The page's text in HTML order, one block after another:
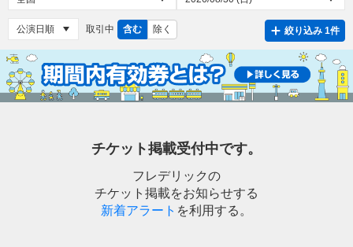
取引中 含む 除く 絞り込み 1件
チケット掲載受付中です。
フレデリックの
チケット掲載をお知らせする
新着アラート を利用する。